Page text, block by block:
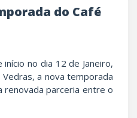
no dia 12 de Janeiro,
a nova temporada
renovada parceria entre o